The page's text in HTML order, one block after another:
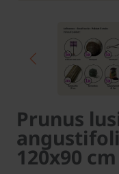
Prunus
120x90